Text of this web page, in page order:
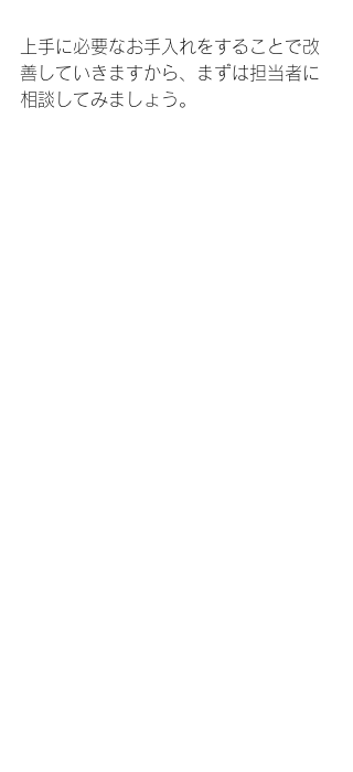
上手に必要なお手入れをすることで改
善していきますから、まずは担当者に
相談してみましょう。